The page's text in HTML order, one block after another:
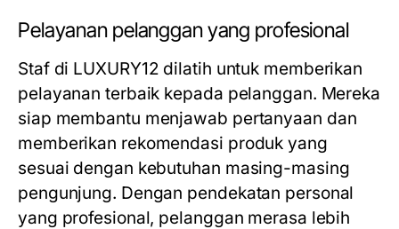
Pelayanan pelanggan yang profesional
Staf di LUXURY12 dilatih untuk memberikan
pelayanan terbaik kepada pelanggan. Mereka
siap membantu menjawab pertanyaan dan
memberikan rekomendasi produk yang
sesuai dengan kebutuhan masing-masing
pengunjung. Dengan pendekatan personal
yang profesional, pelanggan merasa lebih